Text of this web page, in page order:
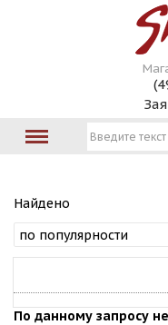
Найдено
По данному запросу